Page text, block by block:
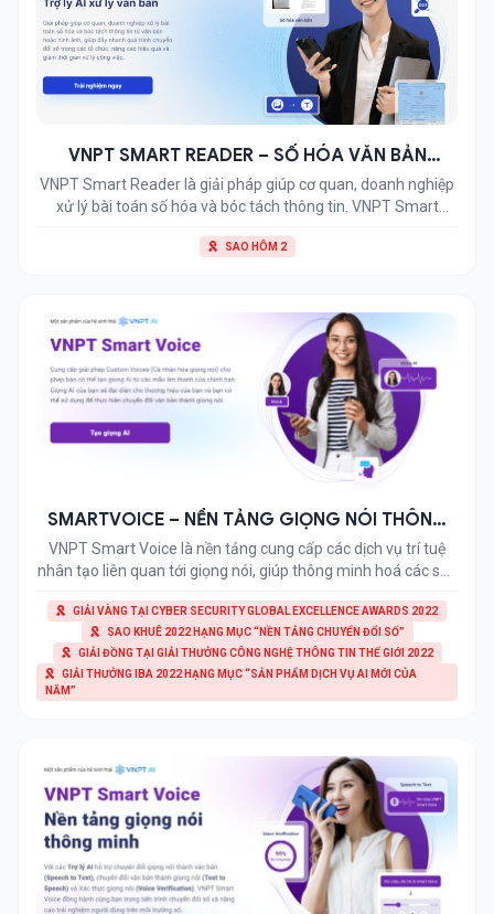
VNPT SMART READER – SỐ HÓA VĂN BẢN
THÔNG MINH
VNPT Smart Reader là giải pháp giúp cơ quan, doanh nghiệp
xử lý bài toán số hóa và bóc tách thông tin. VNPT Smart
bộ ký tự trong văn bản với độ chính xác cao; cho phép chuyển
SAO HÔM 2
SMARTVOICE – NỀN TẢNG GIỌNG NÓI THÔNG
MINH
VNPT Smart Voice là nền tảng cung cấp các dịch vụ trí tuệ
nhân tạo liên quan tới giọng nói, giúp thông minh hoá các sản
cho khách hàng. > Xem bổ sung: hệ thống phân tích cuộc gọi
dựa trên SmartVoice Công […]
GIẢI VÀNG TẠI CYBER SECURITY GLOBAL EXCELLENCE AWARDS 2022
SAO KHUÊ 2022 HẠNG MỤC “NỀN TẢNG CHUYỂN ĐỔI SỐ”
GIẢI ĐỒNG TẠI GIẢI THƯỞNG CÔNG NGHỆ THÔNG TIN THẾ GIỚI 2022
GIẢI THƯỞNG IBA 2022 HẠNG MỤC “SẢN PHẨM DỊCH VỤ AI MỚI CỦA
NĂM”